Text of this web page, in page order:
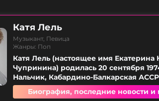
Катя Лель
Музыкант, Певица
Жанры: Поп
Катя Лель (настоящее имя Екатерина
Чупринина) родилась 20 сентября
Нальчик, Кабардино-Балкарская
Биография, последние новости и